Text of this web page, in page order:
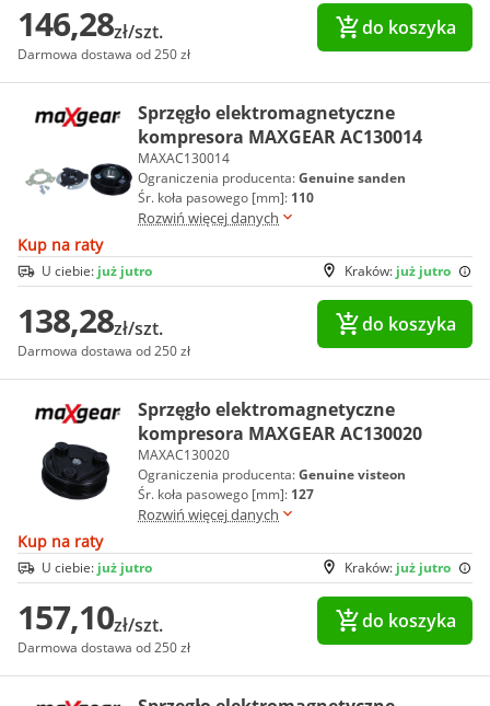
146,28zł/szt.
Darmowa dostawa od 250 zł
do koszyka
Sprzęgło elektromagnetyczne
kompresora MAXGEAR AC130014
MAXAC130014
Ograniczenia producenta:Genuine sanden
Śr. koła pasowego [mm]: 110
Rozwiń więcej danych
Kup na raty
Kraków: już jutro
U ciebie: już jutro
138,28zł/szt.
Darmowa dostawa od 250 zł
do koszyka
Sprzęgło elektromagnetyczne
kompresora MAXGEAR AC130020
MAXAC130020
Ograniczenia producenta:Genuine visteon
Śr. koła pasowego [mm]: 127
Rozwiń więcej danych
Kup na raty
Kraków: już jutro
U ciebie: już jutro
157,10zł/szt.
Darmowa dostawa od 250 zł
do koszyka